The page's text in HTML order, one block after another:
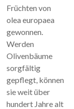
Früchten von
olea europaea
gewonnen.
Werden
Olivenbäume
sorgfältig
gepflegt, können
sie weit über
hundert Jahre alt